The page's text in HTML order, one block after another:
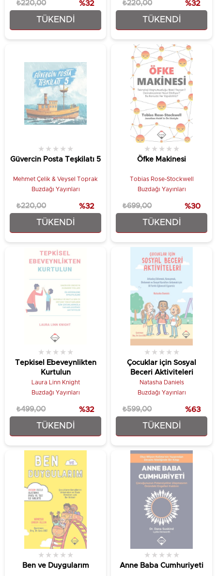
TÜKENDI
₺149,25
₺220,00 %32
TÜKENDI
₺149,25
₺220,00 %32
TÜKENDI
Güvercin Posta Teşkilatı 5
★ ★ ★ ★ ★
Mehmet Çelik & Veysel Toprak
Buzdağı Yayınları
₺149,25
₺220,00 %32
TÜKENDI
Öfke Makinesi
★ ★ ★ ★ ★
Tobias Rose-Stockwell
Buzdağı Yayınları
₺487,50
₺699,00 %30
TÜKENDI
Tepkisel Ebeveynlikten
Kurtulun
★ ★ ★ ★ ★
Laura Linn Knight
Buzdağı Yayınları
₺337,50
₺499,00 %32
TÜKENDI
Çocuklar için Sosyal
Beceri Aktiviteleri
★ ★ ★ ★ ★
Natasha Daniels
Buzdağı Yayınları
₺224,25
₺599,00 %63
Ben ve Duygularım
★ ★ ★ ★ ★
Anne Baba Cumhuriyeti
★ ★ ★ ★ ★